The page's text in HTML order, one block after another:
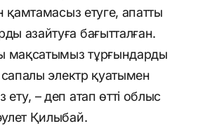
қамтамасыз етуге, апатты
азайтуға бағытталған.
мақсатымыз тұрғындарды
сапалы электр қуатымен
ету, – деп атап өтті облыс
Қилыбай.